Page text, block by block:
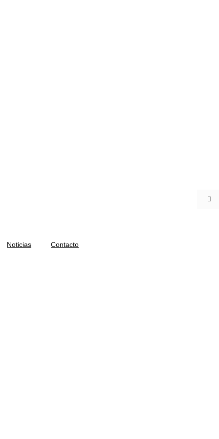

Noticias Contacto